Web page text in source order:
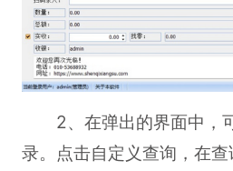
2、在弹出的界面中，
录。点击自定义查询，在